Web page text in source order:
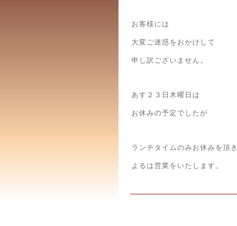
お客様には
大変ご迷惑をおかけして
申し訳ございません。
あす２３日木曜日は
お休みの予定でしたが
ランチタイムのみお休みを頂き
よるは営業をいたします。